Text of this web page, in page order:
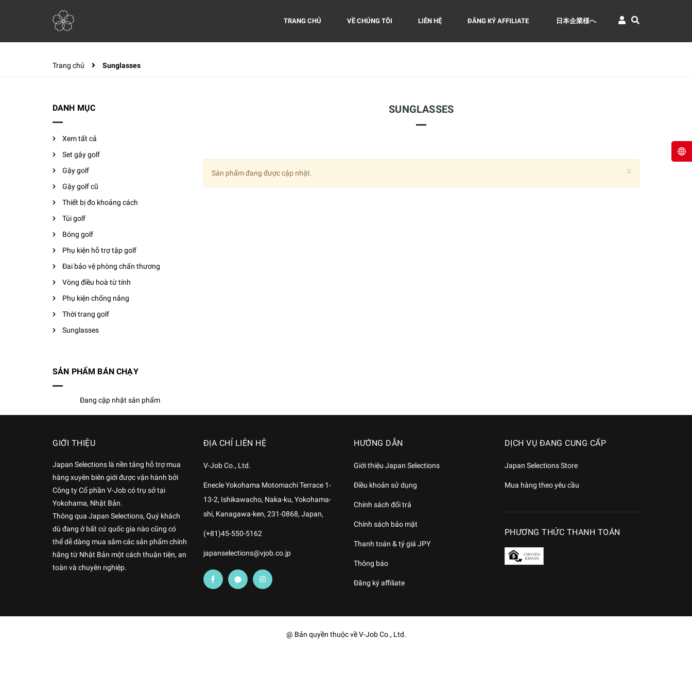
TRANG CHỦ VỀ CHÚNG TÔI LIÊN HỆ ĐĂNG KÝ AFFILIATE 日本企業様へ
Trang chủ Sunglasses
SUNGLASSES
×
Sản phẩm đang được cập nhật.
DANH MỤC
Xem tất cả
Set gậy golf
Gậy golf
Gậy golf cũ
Thiết bị đo khoảng cách
Túi golf
Bóng golf
Phụ kiện hỗ trợ tập golf
Đai bảo vệ phòng chấn thương
Vòng điều hoà từ tính
Phụ kiện chống nắng
Thời trang golf
Sunglasses
SẢN PHẨM BÁN CHẠY
Đang cập nhật sản phẩm
GIỚI THIỆU
Japan Selections là nền tảng hỗ trợ mua
hàng xuyên biên giới được vận hành bởi
Công ty Cổ phần V-Job có trụ sở tại
Yokohama, Nhật Bản.
Thông qua Japan Selections, Quý khách
dù đang ở bất cứ quốc gia nào cũng có
thể dễ dàng mua sắm các sản phẩm chính
hãng từ Nhật Bản một cách thuận tiện, an
toàn và chuyên nghiệp.
ĐỊA CHỈ LIÊN HỆ
V-Job Co., Ltd.
Enecle Yokohama Motomachi Terrace 1-
13-2, Ishikawacho, Naka-ku, Yokohama-
shi, Kanagawa-ken, 231-0868, Japan,
(+81)45-550-5162
japanselections@vjob.co.jp
HƯỚNG DẪN
Giới thiệu Japan Selections
Điều khoản sử dụng
Chính sách đổi trả
Chính sách bảo mật
Thanh toán & tỷ giá JPY
Thông báo
Đăng ký affiliate
DỊCH VỤ ĐANG CUNG CẤP
Japan Selections Store
Mua hàng theo yêu cầu
PHƯƠNG THỨC THANH TOÁN
@ Bản quyền thuộc về V-Job Co., Ltd.